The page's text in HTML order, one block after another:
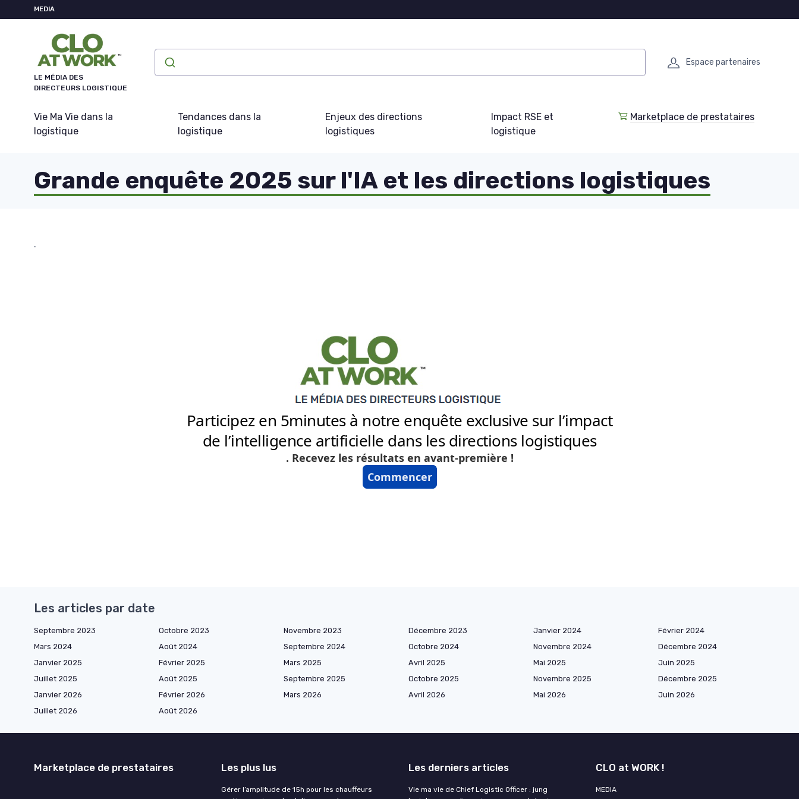
MEDIA
LE MÉDIA DES
DIRECTEURS LOGISTIQUE
Espace partenaires
Vie Ma Vie dans la
logistique
Tendances dans la
logistique
Enjeux des directions
logistiques
Impact RSE et
logistique
Marketplace de prestataires
Grande enquête 2025 sur l'IA et les directions logistiques
.
Les articles par date
Septembre 2023 Octobre 2023 Novembre 2023 Décembre 2023 Janvier 2024
Février 2024
Mars 2024
Août 2024 Septembre 2024 Octobre 2024 Novembre 2024
Décembre 2024
Janvier 2025
Février 2025 Mars 2025 Avril 2025 Mai 2025
Juin 2025
Juillet 2025
Août 2025 Septembre 2025 Octobre 2025 Novembre 2025
Décembre 2025
Janvier 2026
Février 2026 Mars 2026 Avril 2026 Mai 2026
Juin 2026
Juillet 2026
Août 2026
Marketplace de prestataires Les plus lus
Gérer l’amplitude de 15h pour les chauffeurs
Les derniers articles
Vie ma vie de Chief Logistic Officer : jung
CLO at WORK !
MEDIA
Panneau de gestion des cookies